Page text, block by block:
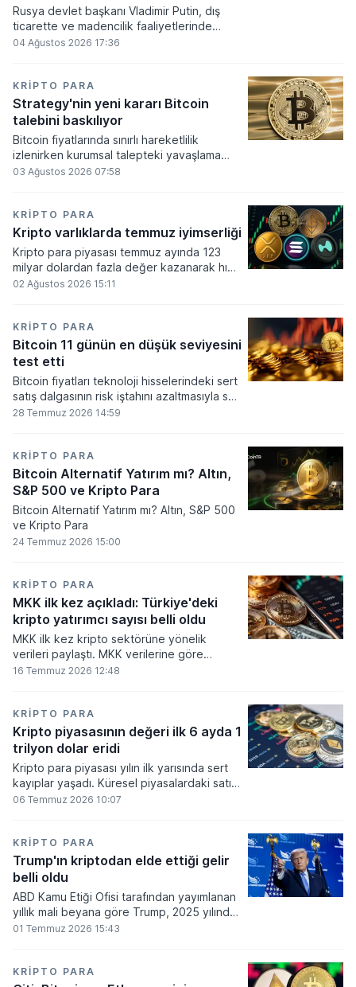
Rusya devlet başkanı Vladimir Putin, dış
ticarette ve madencilik faaliyetlerinde
kripto varlıkların kullanımına onay veren
elde edilen dijital paraların belirli şartlar
altında dolaşımına ve menkul kıymet
alımlarında kullanılmasına olanak sağlanıyor.
04 Ağustos 2026 17:36
KRIPTO PARA
Strategy'nin yeni kararı Bitcoin
talebini baskılıyor
Bitcoin fiyatlarında sınırlı hareketlilik
izlenirken kurumsal talepteki yavaşlama
piyasa dinamiklerini etkiliyor. ABD Merkez
çalışmalarındaki belirsizliklerle baskı altında
kalmaya devam ediyor.
03 Ağustos 2026 07:58
KRIPTO PARA
Kripto varlıklarda temmuz iyimserliği
Kripto para piyasası temmuz ayında 123
milyar dolardan fazla değer kazanarak hızlı
bir toparlanma sürecine girdi. Bitcoin ve
2 trilyon 159 milyar 780 milyon dolar
seviyesine ulaştı.
02 Ağustos 2026 15:11
KRIPTO PARA
Bitcoin 11 günün en düşük seviyesini
test etti
Bitcoin fiyatları teknoloji hisselerindeki sert
satış dalgasının risk iştahını azaltmasıyla son
11 günün en düşük seviyesine indi.
28 Temmuz 2026 14:59
KRIPTO PARA
Bitcoin Alternatif Yatırım mı? Altın,
S&P 500 ve Kripto Para
Bitcoin Alternatif Yatırım mı? Altın, S&P 500
ve Kripto Para
24 Temmuz 2026 15:00
KRIPTO PARA
MKK ilk kez açıkladı: Türkiye'deki
kripto yatırımcı sayısı belli oldu
MKK ilk kez kripto sektörüne yönelik
verileri paylaştı. MKK verilerine göre
platformlarda bugüne kadar 5,6 milyon
olarak belirlendi.
16 Temmuz 2026 12:48
KRIPTO PARA
Kripto piyasasının değeri ilk 6 ayda 1
trilyon dolar eridi
Kripto para piyasası yılın ilk yarısında sert
kayıplar yaşadı. Küresel piyasalardaki satış
baskısı ve artan faiz baskısının etkisiyle
06 Temmuz 2026 10:07
KRIPTO PARA
Trump'ın kriptodan elde ettiği gelir
belli oldu
ABD Kamu Etiği Ofisi tarafından yayımlanan
yıllık mali beyana göre Trump, 2025 yılında
kripto para ve memecoin faaliyetlerinden
01 Temmuz 2026 15:43
KRIPTO PARA